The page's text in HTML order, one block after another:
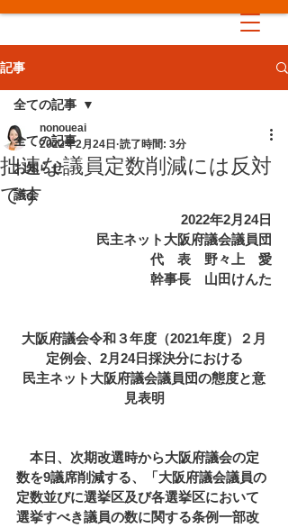
記事
全ての記事
お知らせ
議会
全ての記事
拙速な議員定数削減には反対
です
nonoueai
2022年2月24日 読了時間: 3分
2022年2月24日
民主ネット大阪府議会議員団
代　表　野々上　愛
幹事長　山田けんた
大阪府議会令和３年度（2021年度）２月
定例会、2月24日採決分における
民主ネット大阪府議会議員団の態度と意
見表明
本日、次期改選時から大阪府議会の定
数を9議席削減する、「大阪府議会議員の
定数並びに選挙区及び各選挙区において
選挙すべき議員の数に関する条例一部改